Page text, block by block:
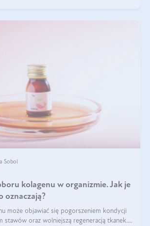
Sobol
kolagenu w organizmie. Jak je
oznaczają?
może objawiać się pogorszeniem kondycji
stawów oraz wolniejszą regeneracją tkanek.